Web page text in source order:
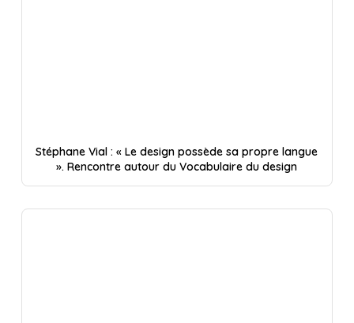
Stéphane Vial : « Le design possède sa propre langue
». Rencontre autour du Vocabulaire du design